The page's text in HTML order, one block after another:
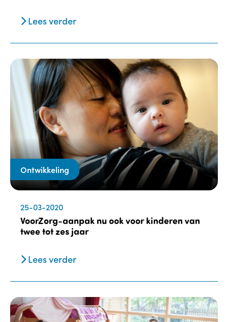
Lees verder
Ontwikkeling
25-03-2020
VoorZorg-aanpak nu ook voor kinderen van
twee tot zes jaar
Lees verder